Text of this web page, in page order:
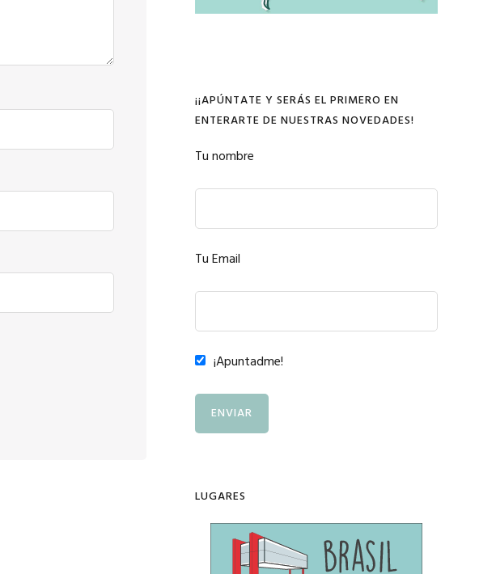
¡¡APÚNTATE Y SERÁS EL PRIMERO EN
ENTERARTE DE NUESTRAS NOVEDADES!
Tu nombre
Tu Email
¡Apuntadme!
LUGARES